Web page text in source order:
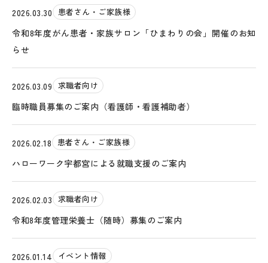
2026.03.30 患者さん・ご家族様
令和8年度がん患者・家族サロン「ひまわりの会」開催のお知
らせ
2026.03.09 求職者向け
臨時職員募集のご案内（看護師・看護補助者）
2026.02.18 患者さん・ご家族様
ハローワーク宇都宮による就職支援のご案内
2026.02.03 求職者向け
令和8年度管理栄養士（随時）募集のご案内
2026.01.14 イベント情報